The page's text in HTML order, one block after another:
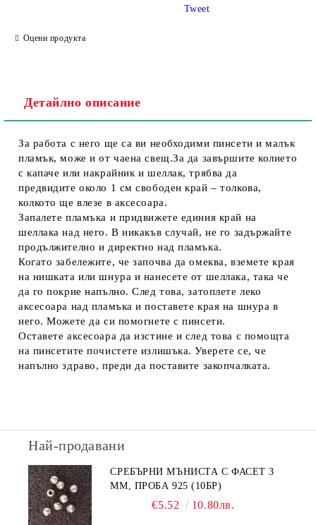
Оцени продукта
Tweet
Детайлно описание
За работа с него ще са ви необходими пинсети и малък
пламък, може и от чаена свещ.За да завършите колието
с капаче или накрайник и шеллак, трябва да
предвидите около 1 см свободен край – толкова,
колкото ще влезе в аксесоара.
Запалете пламъка и придвижете единия край на
шеллака над него. В никакъв случай, не го задържайте
продължително и директно над пламъка.
Когато забележите, че започва да омеква, вземете края
на нишката или шнура и нанесете от шеллака, така че
да го покрие напълно. След това, затоплете леко
аксесоара над пламъка и поставете края на шнура в
него. Можете да си помогнете с пинсети.
Оставете аксесоара да изстине и след това с помощта
на пинсетите почистете излишъка. Уверете се, че
напълно здраво, преди да поставите закопчалката.
Най-продавани
СРЕБЪРНИ МЪНИСТА С ФАСЕТ 3
ММ, ПРОБА 925 (10БР)
€5.52 10.80лв.